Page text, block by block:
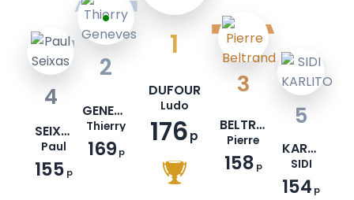
1
DUFOUR
Ludo
176p
2
GENEVES
Thierry
169 p
3
BELTRAND
Pierre
158 p
4
SEIXAS
Paul
155 p
5
KARLITO
SIDI
154 p